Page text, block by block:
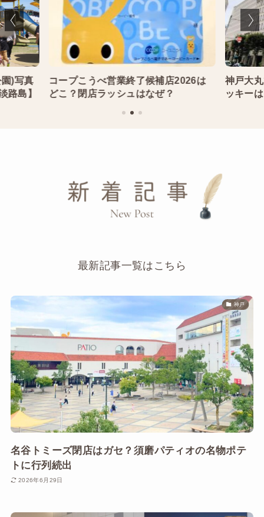
)写真
路島】
コープこうべ営業終了候補店2026は
どこ？閉店ラッシュはなぜ？
神戸大
ッキー
最新記事一覧はこちら
神戸
名谷トミーズ閉店はガセ？須磨パティオの名物ポテ
トに行列続出
2026年6月29日